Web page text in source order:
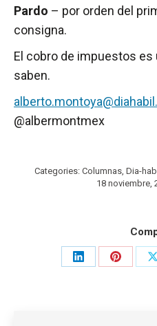
Pardo – por orden del
consigna.
El cobro de impuestos
saben.
@albermontmex
Categories: Columnas, Dia-
18 noviembre,
Share
Share